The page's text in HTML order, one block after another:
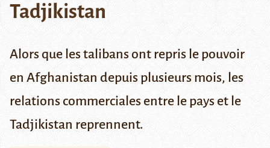
Tadjikistan
Alors que les talibans ont repris le pouvoir
en Afghanistan depuis plusieurs mois, les
relations commerciales entre le pays et le
Tadjikistan reprennent.